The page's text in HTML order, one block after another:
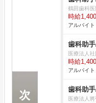
鶴田歯科医
時給
アルバイ
歯科助
医療法人
時給
アルバイ
歯科助
医療法人